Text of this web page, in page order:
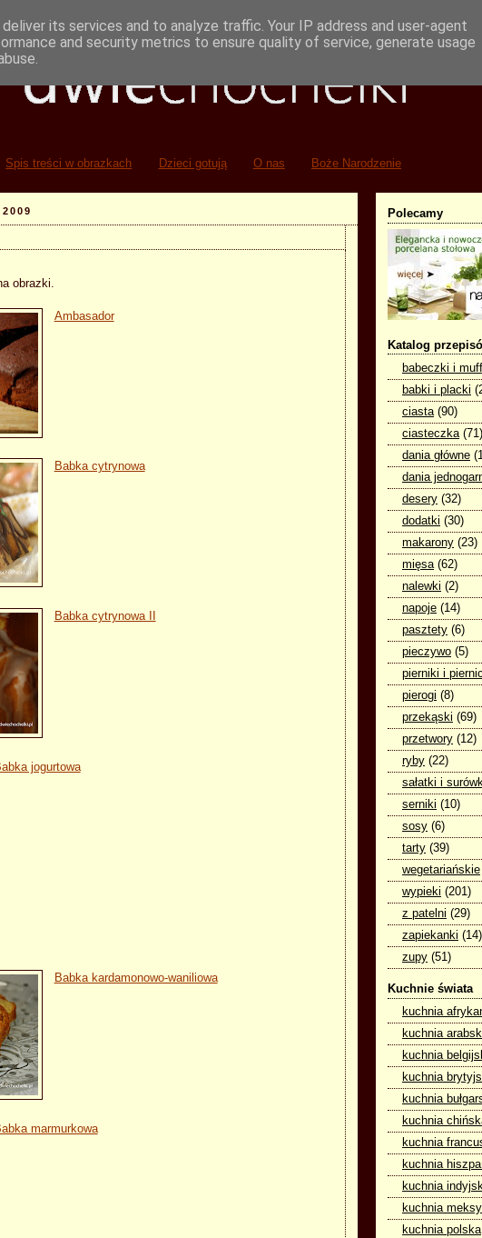
Spis treści w obrazkach Dzieci gotują O nas Boże Narodzenie
obrazki.
Ambasador
Babka cytrynowa
Babka cytrynowa II
jogurtowa
Babka kardamonowo-waniliowa
marmurkowa
Polecamy
Katalog
babeczki i
babki i placki
ciasta (90)
ciasteczka (71)
dania główne
dania
desery (32)
dodatki (30)
makarony (23)
mięsa (62)
nalewki (2)
napoje (14)
pasztety (6)
pieczywo (5)
pierniki i
pierogi (8)
przekąski (69)
przetwory (12)
ryby (22)
sałatki i
serniki (10)
sosy (6)
tarty (39)
wegetariańskie
wypieki (201)
z patelni (29)
zapiekanki (14)
zupy (51)
Kuchnie świata
kuchnia
kuchnia
kuchnia
kuchnia
kuchnia
kuchnia
kuchnia
kuchnia
kuchnia
kuchnia
kuchnia polska
its services and to analyze traffic. Your IP address and user-agent
and security metrics to ensure quality of service, generate usage